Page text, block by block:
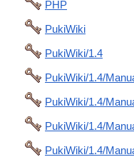
PHP
PukiWiki
PukiWiki/1.4
PukiWiki/1.4/
PukiWiki/1.4/
PukiWiki/1.4/
PukiWiki/1.4/